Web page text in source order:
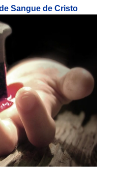
Sangue de Cristo